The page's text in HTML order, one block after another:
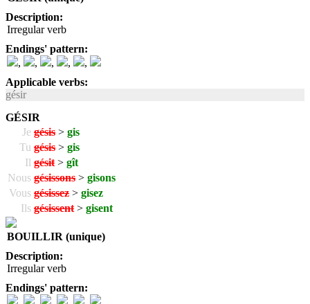
Description:
Irregular verb
Endings' pattern:
,
, , ,
,
Applicable verbs:
gésir
GÉSIR
Je gésis > gis
Tu gésis > gis
Il gésit > gît
Nous gésissons > gisons
Vous gésissez > gisez
Ils gésissent > gisent
BOUILLIR (unique)
Description:
Irregular verb
Endings' pattern:
,
, , ,
,